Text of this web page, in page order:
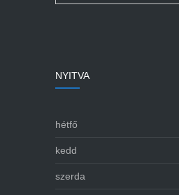
NYITVA
hétfő
kedd
szerda